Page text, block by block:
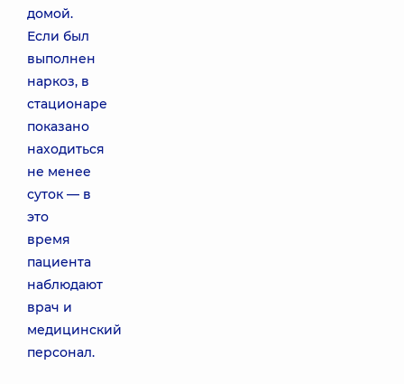
домой.
Если был
выполнен
наркоз, в
стационаре
показано
находиться
не менее
суток — в
это
время
пациента
наблюдают
врач и
медицинский
персонал.